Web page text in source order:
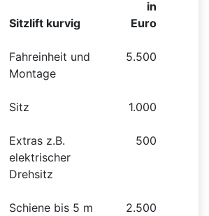
Sitzlift kurvig
in
Euro
Fahreinheit und
Montage
5.500
Sitz 1.000
Extras z.B.
elektrischer
Drehsitz
500
Schiene bis 5 m
2.500